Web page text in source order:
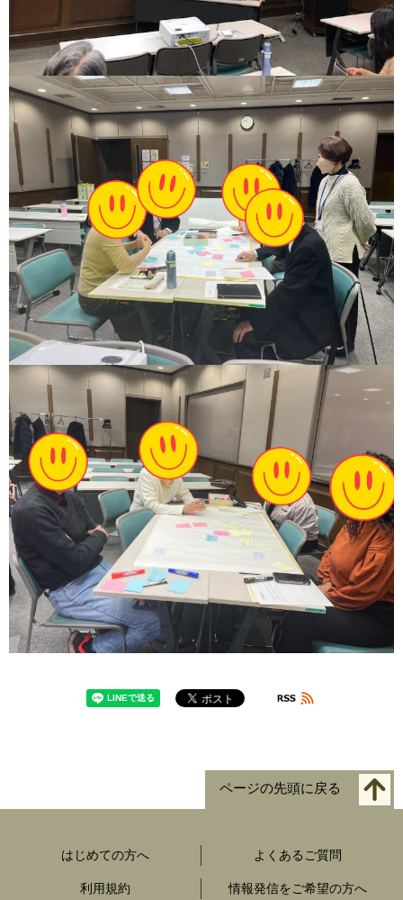
ページの先頭に戻る
はじめての方へ よくあるご質問
利用規約 情報発信をご希望の方へ